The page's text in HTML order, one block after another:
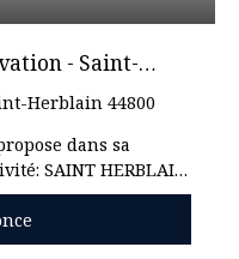
- Saint-
Herblain 44800
dans sa
SAINT HERBLAIN
cette maison
de rénovation. (
Elle vous offre une